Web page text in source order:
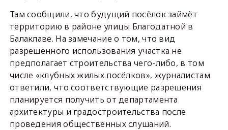
Там сообщили, что будущий посёлок займёт
территорию в районе улицы Благодатной в
Балаклаве. На замечание о том, что вид
разрешённого использования участка не
предполагает строительства чего-либо, в том
числе «клубных жилых посёлков», журналистам
ответили, что соответствующие разрешения
планируется получить от департамента
архитектуры и градостроительства после
проведения общественных слушаний.